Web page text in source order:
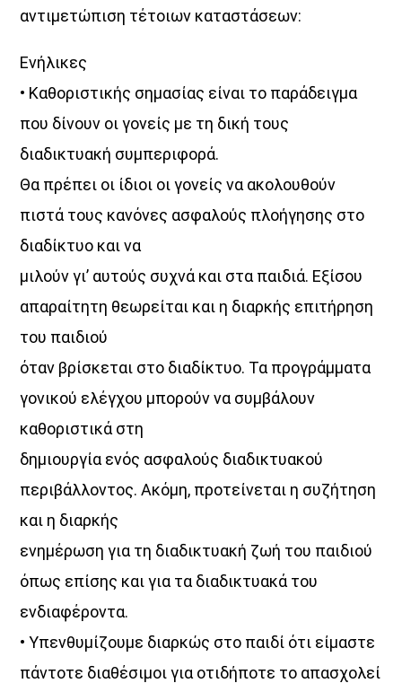
αντιμετώπιση τέτοιων καταστάσεων:
Ενήλικες
• Καθοριστικής σημασίας είναι το παράδειγμα
που δίνουν οι γονείς με τη δική τους
διαδικτυακή συμπεριφορά.
Θα πρέπει οι ίδιοι οι γονείς να ακολουθούν
πιστά τους κανόνες ασφαλούς πλοήγησης στο
διαδίκτυο και να
μιλούν γι’ αυτούς συχνά και στα παιδιά. Εξίσου
απαραίτητη θεωρείται και η διαρκής επιτήρηση
του παιδιού
όταν βρίσκεται στο διαδίκτυο. Τα προγράμματα
γονικού ελέγχου μπορούν να συμβάλουν
καθοριστικά στη
δημιουργία ενός ασφαλούς διαδικτυακού
περιβάλλοντος. Ακόμη, προτείνεται η συζήτηση
και η διαρκής
ενημέρωση για τη διαδικτυακή ζωή του παιδιού
όπως επίσης και για τα διαδικτυακά του
ενδιαφέροντα.
• Υπενθυμίζουμε διαρκώς στο παιδί ότι είμαστε
πάντοτε διαθέσιμοι για οτιδήποτε το απασχολεί